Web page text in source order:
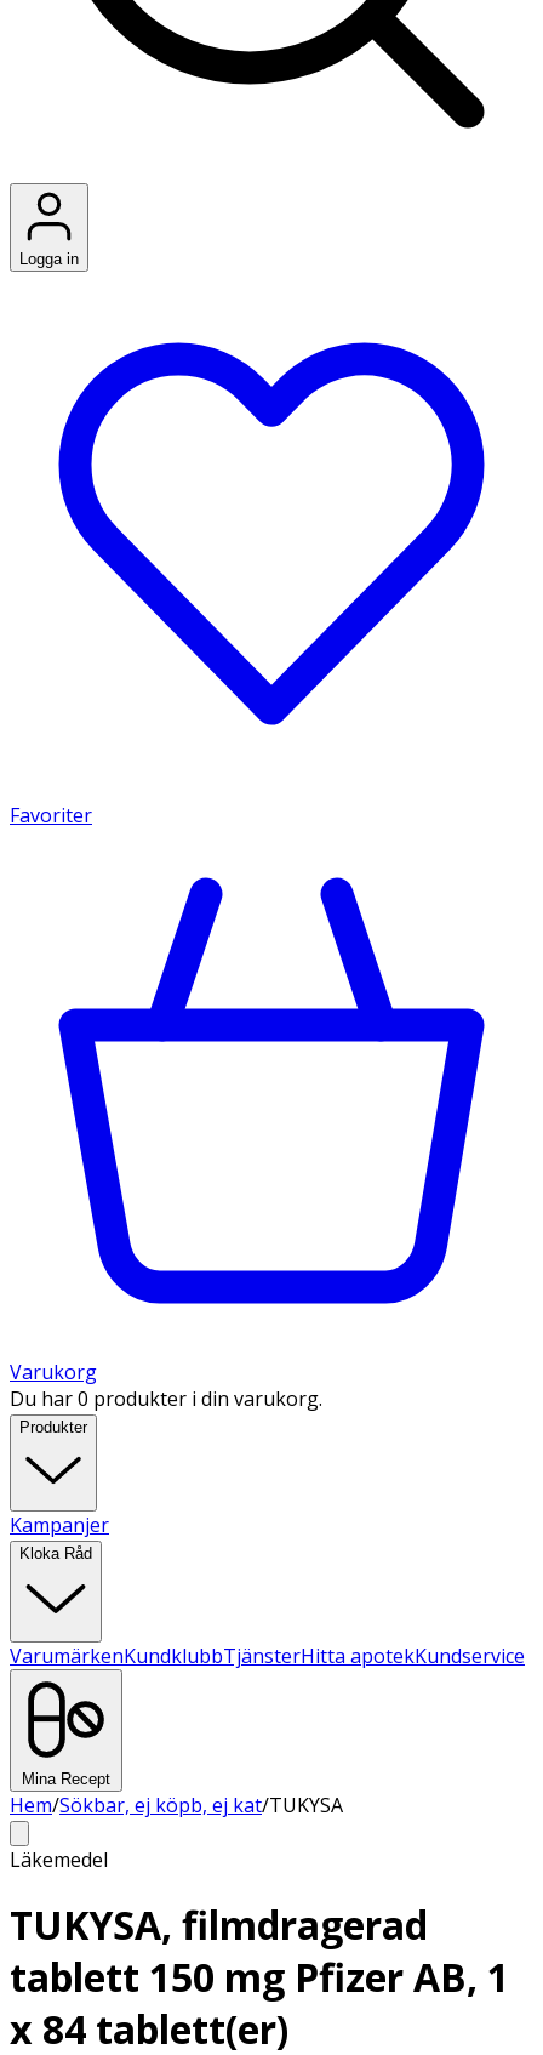
Logga in
Favoriter
Varukorg
Du har 0 produkter i din varukorg.
Produkter
Kampanjer
Kloka Råd
VarumärkenKundklubbTjänsterHitta apotekKundservice
Mina Recept
Hem/Sökbar, ej köpb, ej kat/TUKYSA
Läkemedel
TUKYSA, filmdragerad
tablett 150 mg Pfizer AB, 1
x 84 tablett(er)